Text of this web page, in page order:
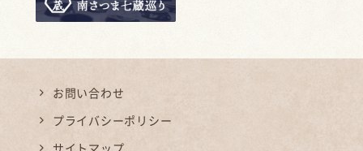
お問い合わせ
プライバシーポリシー